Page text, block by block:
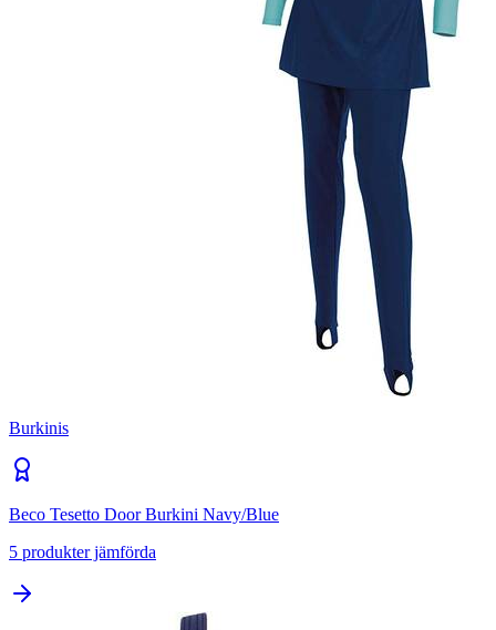
Burkinis
Beco Tesetto Door Burkini Navy/Blue
5 produkter jämförda